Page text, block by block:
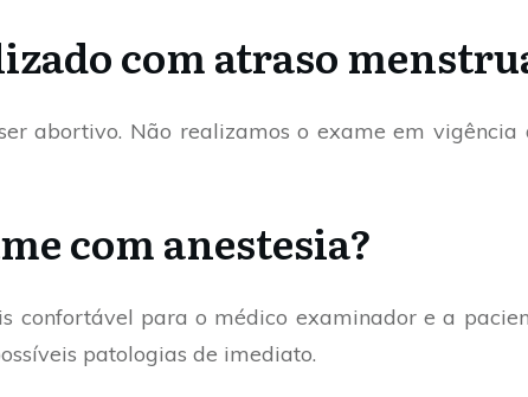
com atraso
abortivo. Não realizamos o exame em
com anestesia?
confortável para o médico examinador e a
patologias de imediato.